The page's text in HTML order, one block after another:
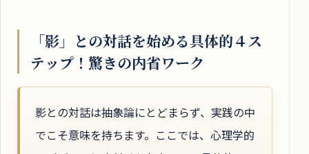
「影」との対話を始める具体的４ス
テップ！驚きの内省ワーク
影との対話は抽象論にとどまらず、実践の中
でこそ意味を持ちます。ここでは、心理学的